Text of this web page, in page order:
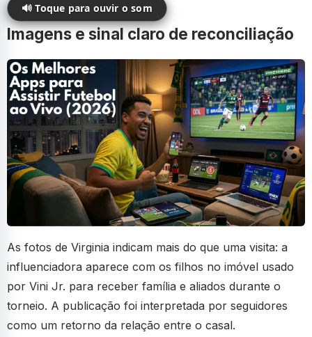
🔊 Toque para ouvir o som
Imagens e sinal claro de reconciliação
As fotos de Virginia indicam mais do que uma visita: a
influenciadora aparece com os filhos no imóvel usado
por Vini Jr. para receber família e aliados durante o
torneio. A publicação foi interpretada por seguidores
como um retorno da relação entre o casal.